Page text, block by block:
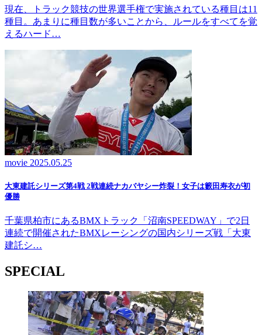
現在、トラック競技の世界選手権で実施されている種目は11
種目。あまりに種目数が多いことから、ルールをすべてを覚
えるハード…
movie 2025.05.25
大東建託シリーズ第4戦 2戦連続ナカバヤシー炸裂！女子は籔田寿衣が初
優勝
千葉県柏市にあるBMXトラック「沼南SPEEDWAY」で2日
連続で開催されたBMXレーシングの国内シリーズ戦「大東
建託シ…
SPECIAL